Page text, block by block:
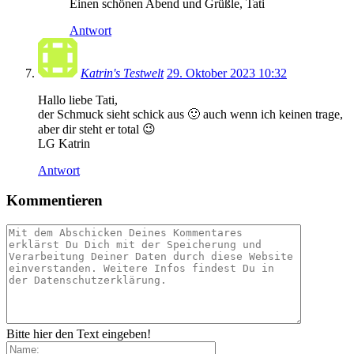
Einen schönen Abend und Grüßle, Tati
Antwort
Katrin's Testwelt 29. Oktober 2023 10:32
Hallo liebe Tati,
der Schmuck sieht schick aus 🙂 auch wenn ich keinen trage,
aber dir steht er total 😉
LG Katrin
Antwort
Kommentieren
Bitte hier den Text eingeben!